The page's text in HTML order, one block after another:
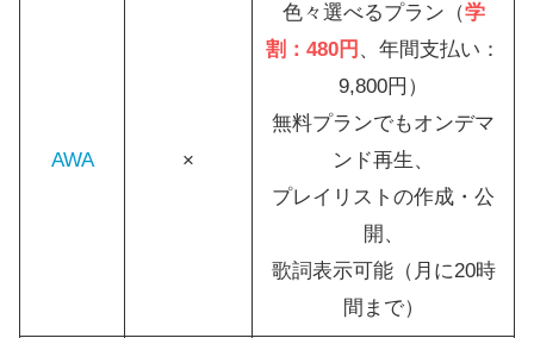
AWA ×
色々選べるプラン（学
割：480円 、年間支払い：
9,800円）
無料プランでもオンデマ
ンド再生、
プレイリストの作成・公
開、
歌詞表示可能（月に20時
間まで）